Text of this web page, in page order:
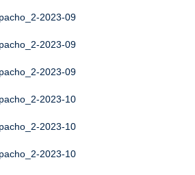
2023-09
2023-09
2023-09
2023-10
2023-10
2023-10